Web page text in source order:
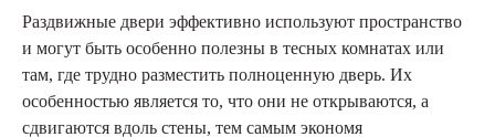
Раздвижные двери эффективно используют пространство
и могут быть особенно полезны в тесных комнатах или
там, где трудно разместить полноценную дверь. Их
особенностью является то, что они не открываются, а
сдвигаются вдоль стены, тем самым экономя